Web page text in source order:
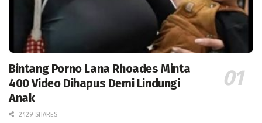
Bintang Porno Lana Rhoades Minta
400 Video Dihapus Demi Lindungi
Anak
2429 SHARES